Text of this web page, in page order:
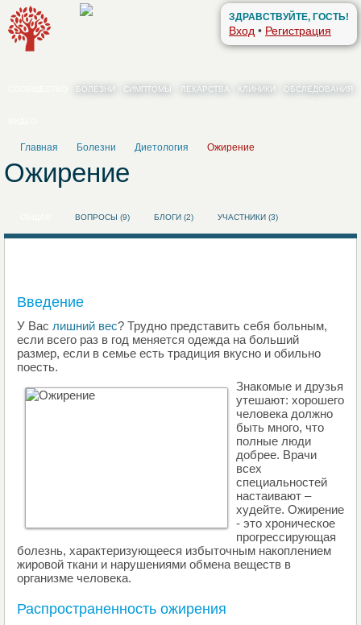
ЗДРАВСТВУЙТЕ, ГОСТЬ!
Вход • Регистрация
БОЛЕЗНИ СИМПТОМЫ ЛЕКАРСТВА КЛИНИКИ ОБСЛЕДОВАНИЯ
Главная Болезни Диетология Ожирение
Ожирение
ВОПРОСЫ (9) БЛОГИ (2) УЧАСТНИКИ (3)
Введение
У Вас лишний вес? Трудно представить себя больным,
если всего раз в год меняется одежда на больший
размер, если в семье есть традиция вкусно и обильно
поесть.
Знакомые и друзья
утешают: хорошего
человека должно
быть много, что
полные люди
добрее. Врачи
всех
специальностей
настаивают –
худейте. Ожирение
- это хроническое
прогрессирующая
болезнь, характеризующееся избыточным накоплением
жировой ткани и нарушениями обмена веществ в
организме человека.
Распространенность ожирения